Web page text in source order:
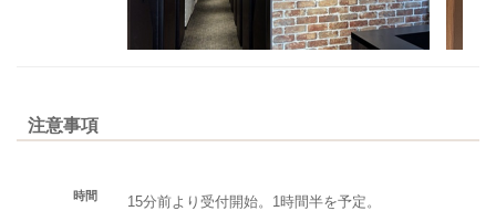
注意事項
時間
15分前より受付開始。1時間半を予定。